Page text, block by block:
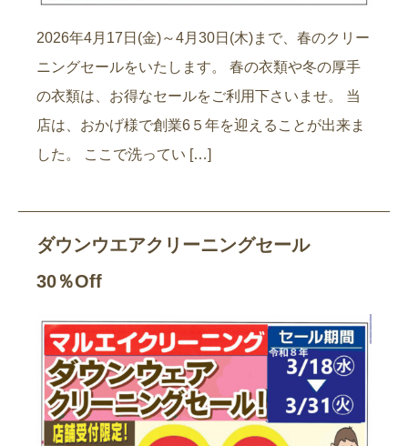
2026年4月17日(金)～4月30日(木)まで、春のクリー
ニングセールをいたします。 春の衣類や冬の厚手
の衣類は、お得なセールをご利用下さいませ。 当
店は、おかげ様で創業6５年を迎えることが出来ま
した。 ここで洗ってい […]
ダウンウエアクリーニングセール
30％Off